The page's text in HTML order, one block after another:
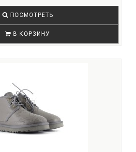
ПОСМОТРЕТЬ
В КОРЗИНУ